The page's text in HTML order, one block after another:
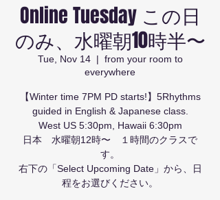
Online Tuesday この日
のみ、水曜朝10時半〜
Tue, Nov 14
  |
from your room to
everywhere
【Winter time 7PM PD starts!】5Rhythms
guided in English & Japanese class.
West US 5:30pm, Hawaii 6:30pm
日本 水曜朝12時〜 １時間のクラスで
す。
右下の「Select Upcoming Date」から、日
程をお選びください。